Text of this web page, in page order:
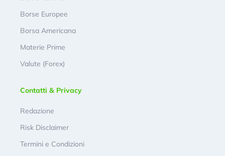
Borse Europee
Borsa Americana
Materie Prime
Valute (Forex)
Contatti & Privacy
Redazione
Risk Disclaimer
Termini e Condizioni